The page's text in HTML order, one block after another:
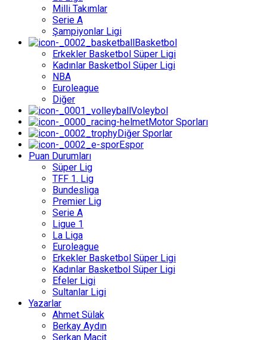
Milli Takımlar
Serie A
Şampiyonlar Ligi
Basketbol
Erkekler Basketbol Süper Ligi
Kadınlar Basketbol Süper Ligi
NBA
Euroleague
Diğer
Voleybol
Motor Sporları
Diğer Sporlar
Espor
Puan Durumları
Süper Lig
TFF 1. Lig
Bundesliga
Premier Lig
Serie A
Ligue 1
La Liga
Euroleague
Erkekler Basketbol Süper Ligi
Kadınlar Basketbol Süper Ligi
Efeler Ligi
Sultanlar Ligi
Yazarlar
Ahmet Sülak
Berkay Aydın
Serkan Macit